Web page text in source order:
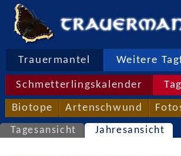
Trauermantel Weitere
Schmetterlingskalender
Biotope Artenschwund
Tagesansicht Jahresansicht